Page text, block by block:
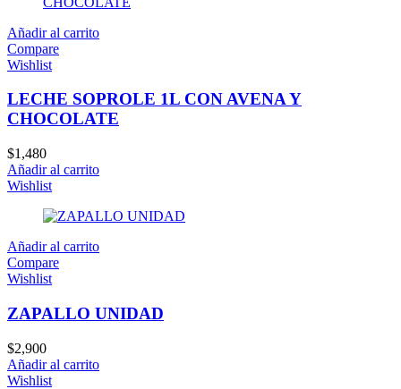
Añadir al carrito
Compare
Wishlist
LECHE SOPROLE 1L CON AVENA Y
CHOCOLATE
$1,480
Añadir al carrito
Wishlist
Añadir al carrito
Compare
Wishlist
ZAPALLO UNIDAD
$2,900
Añadir al carrito
Wishlist